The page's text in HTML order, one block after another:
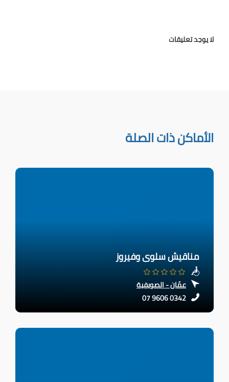
لا يوجد تعليقات
الأماكن ذات الصلة
مناقيش سلوى وفيروز
عمّان - الصويفية
07 9606 0342